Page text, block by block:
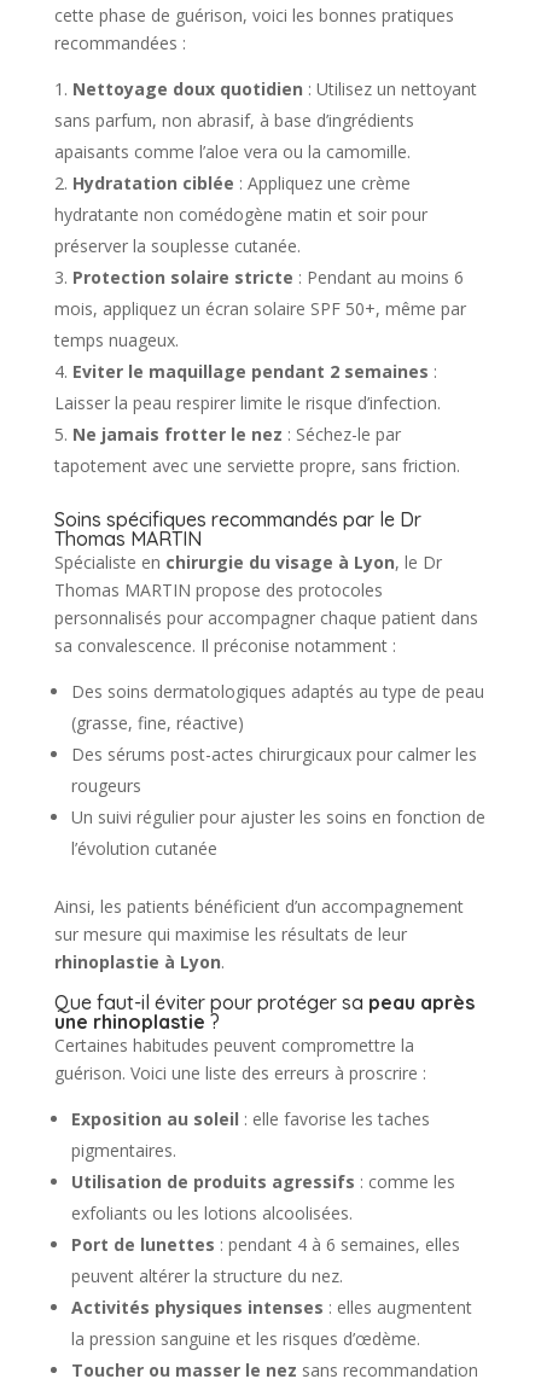
cette phase de guérison, voici les bonnes pratiques
recommandées :
Nettoyage doux quotidien : Utilisez un nettoyant
sans parfum, non abrasif, à base d’ingrédients
apaisants comme l’aloe vera ou la camomille.
Hydratation ciblée : Appliquez une crème
hydratante non comédogène matin et soir pour
préserver la souplesse cutanée.
Protection solaire stricte : Pendant au moins 6
mois, appliquez un écran solaire SPF 50+, même par
temps nuageux.
Eviter le maquillage pendant 2 semaines :
Laisser la peau respirer limite le risque d’infection.
Ne jamais frotter le nez : Séchez-le par
tapotement avec une serviette propre, sans friction.
Soins spécifiques recommandés par le Dr
Thomas MARTIN
Spécialiste en chirurgie du visage à Lyon, le Dr
Thomas MARTIN propose des protocoles
personnalisés pour accompagner chaque patient dans
sa convalescence. Il préconise notamment :
Des soins dermatologiques adaptés au type de peau
(grasse, fine, réactive)
Des sérums post-actes chirurgicaux pour calmer les
rougeurs
Un suivi régulier pour ajuster les soins en fonction de
l’évolution cutanée
Ainsi, les patients bénéficient d’un accompagnement
sur mesure qui maximise les résultats de leur
rhinoplastie à Lyon.
Que faut-il éviter pour protéger sa peau après
une rhinoplastie ?
Certaines habitudes peuvent compromettre la
guérison. Voici une liste des erreurs à proscrire :
Exposition au soleil : elle favorise les taches
pigmentaires.
Utilisation de produits agressifs : comme les
exfoliants ou les lotions alcoolisées.
Port de lunettes : pendant 4 à 6 semaines, elles
peuvent altérer la structure du nez.
Activités physiques intenses : elles augmentent
la pression sanguine et les risques d’œdème.
Toucher ou masser le nez sans recommandation